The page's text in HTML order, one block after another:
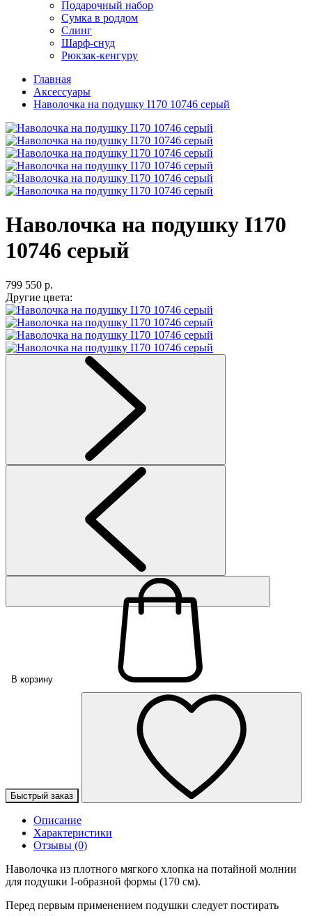
Подарочный набор
Сумка в роддом
Слинг
Шарф-снуд
Рюкзак-кенгуру
Главная
Аксессуары
Наволочка на подушку I170 10746 серый
Наволочка на подушку I170
10746 серый
799 550 р.
Другие цвета:
В корзину
Быстрый заказ
Описание
Характеристики
Отзывы (0)
Наволочка из плотного мягкого хлопка на потайной молнии
для подушки I-образной формы (170 см).
Перед первым применением подушки следует постирать